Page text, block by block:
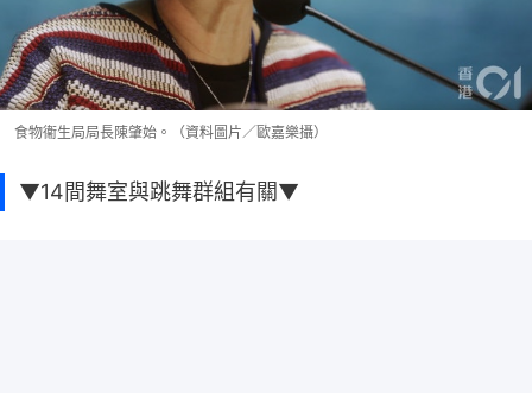
食物衞生局局長陳肇始。（資料圖片／歐嘉樂攝）
▼14間舞室與跳舞群組有關▼